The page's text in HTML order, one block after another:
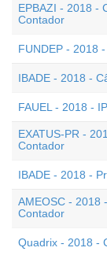
EPBAZI - 2018 -
Contador
FUNDEP - 2018
IBADE - 2018 -
FAUEL - 2018 -
EXATUS-PR -
Contador
IBADE - 2018 -
AMEOSC - 2018
Contador
Quadrix - 2018 -